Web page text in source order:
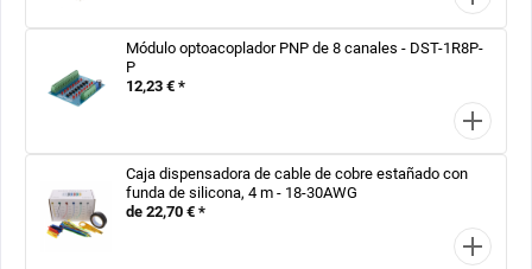
Módulo optoacoplador PNP de 8 canales - DST-1R8P-
P
12,23 € *
Caja dispensadora de cable de cobre estañado con
funda de silicona, 4 m - 18-30AWG
de 22,70 € *